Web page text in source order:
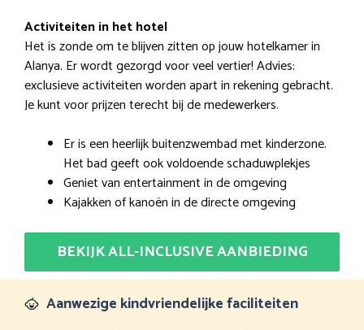
Activiteiten in het hotel
Het is zonde om te blijven zitten op jouw hotelkamer in
Alanya. Er wordt gezorgd voor veel vertier! Advies:
exclusieve activiteiten worden apart in rekening gebracht.
Je kunt voor prijzen terecht bij de medewerkers.
Er is een heerlijk buitenzwembad met kinderzone.
Het bad geeft ook voldoende schaduwplekjes
Geniet van entertainment in de omgeving
Kajakken of kanoën in de directe omgeving
BEKIJK ALL-INCLUSIVE AANBIEDING
Aanwezige kindvriendelijke faciliteiten